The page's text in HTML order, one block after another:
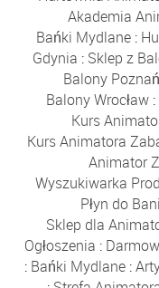
Akademia
Bańki Mydlane :
Gdynia : Sklep z
Balony Poznań
Balony Wrocław :
Kurs
Kurs Animatora
Animator
Wyszukiwarka
Płyn do
Sklep dla
Ogłoszenia :
: Bańki Mydlane :